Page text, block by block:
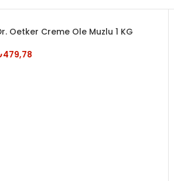
Oetker Creme Ole Muzlu 1 KG
479,78